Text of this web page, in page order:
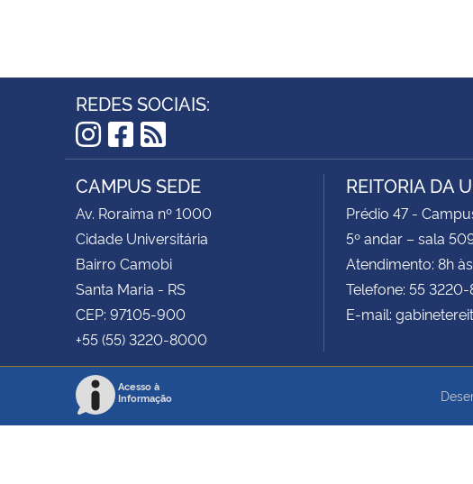
REDES SOCIAIS:
Instagram
Facebook
RSS
CAMPUS SEDE
Av. Roraima nº 1000
Cidade Universitária
Bairro Camobi
Santa Maria - RS
CEP: 97105-900
+55 (55) 3220-8000
REITORIA DA
Prédio 47 -
5º andar – sala
Atendimento: 8h
Telefone: 55
E-mail:
Acesso à
Informação